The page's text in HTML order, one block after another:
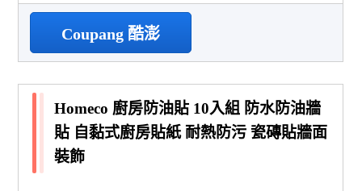
Coupang 酷澎
Homeco 廚房防油貼 10入組 防水防油牆
貼 自黏式廚房貼紙 耐熱防污 瓷磚貼牆面
裝飾